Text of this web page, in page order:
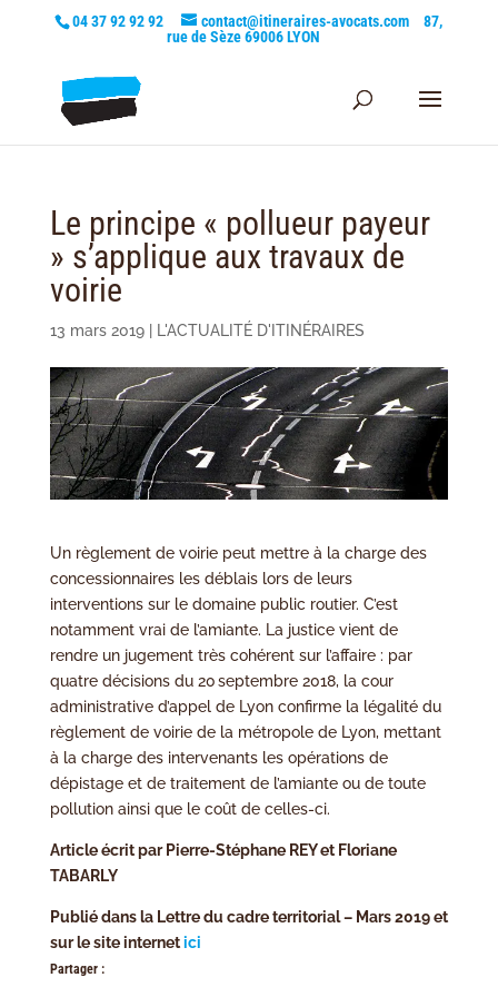
04 37 92 92 92 contact@itineraires-avocats.com
87,
rue de Sèze 69006 LYON
Le principe « pollueur payeur
» s’applique aux travaux de
voirie
13 mars 2019| L'ACTUALITÉ D'ITINÉRAIRES
Un règlement de voirie peut mettre à la charge des
concessionnaires les déblais lors de leurs
interventions sur le domaine public routier. C’est
notamment vrai de l’amiante. La justice vient de
rendre un jugement très cohérent sur l’affaire : par
quatre décisions du 20 septembre 2018, la cour
administrative d’appel de Lyon confirme la légalité du
règlement de voirie de la métropole de Lyon, mettant
à la charge des intervenants les opérations de
dépistage et de traitement de l’amiante ou de toute
pollution ainsi que le coût de celles-ci.
Article écrit par Pierre-Stéphane REY et Floriane
TABARLY
Publié dans la Lettre du cadre territorial – Mars 2019 et
sur le site internetici
Partager :